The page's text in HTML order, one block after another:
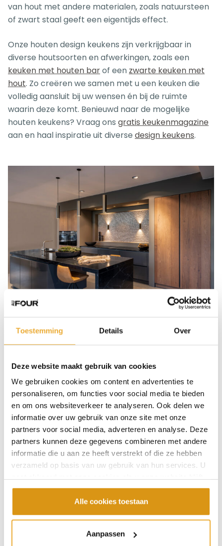
Toestemming Details Over
Deze website maakt gebruik van cookies
We gebruiken cookies om content en advertenties te
personaliseren, om functies voor social media te bieden
en om ons websiteverkeer te analyseren. Ook delen we
informatie over uw gebruik van onze site met onze
partners voor social media, adverteren en analyse. Deze
partners kunnen deze gegevens combineren met andere
informatie die u aan ze heeft verstrekt of die ze hebben
verzameld op basis van uw gebruik van hun services. U
gebruiken.
Alle cookies toestaan
Aanpassen
van hout met andere materialen, zoals natuursteen
of zwart staal geeft een eigentijds effect.
Onze houten design keukens zijn verkrijgbaar in
diverse houtsoorten en afwerkingen, zoals een
keuken met houten barof een zwarte keuken met
hout. Zo creëren we samen met u een keuken die
volledig aansluit bij uw wensen én bij de ruimte
waarin deze komt. Benieuwd naar de mogelijke
houten keukens? Vraag ons gratis keukenmagazine
aan en haal inspiratie uit diverse design keukens.
Een design keuken kopen
bij Au Four
woning én uw dagelijks comfort. Bij Au Four
begeleiden we u stap voor stap: van het eerste
ontwerp tot en met de perfecte oplevering. Dankzij
ons maatwerk en oog voor detail kunt u rekenen op
een keuken die zowel esthetisch als functioneel
uitblinkt. Op zoek naar eenluxe design keukenin de
kleurwitofzwartof een andere kleur? Kom langs in
onze showroomen laat ons u adviseren. Wij
moderne technologieën, zodat u kunt genieten van
een keuken die jarenlang meegaat.